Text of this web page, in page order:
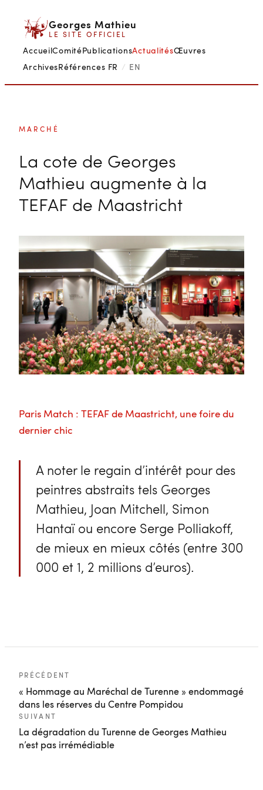
contenu
Georges Mathieu
LE SITE OFFICIEL
AccueilComitéPublicationsActualitésŒuvres
ArchivesRéférences FR / EN
MARCHÉ
La cote de Georges
Mathieu augmente à la
TEFAF de Maastricht
Paris Match : TEFAF de Maastricht, une foire du
dernier chic
A noter le regain d’intérêt pour des
peintres abstraits tels Georges
Mathieu, Joan Mitchell, Simon
Hantaï ou encore Serge Polliakoff,
de mieux en mieux côtés (entre 300
000 et 1, 2 millions d’euros).
PRÉCÉDENT
« Hommage au Maréchal de Turenne » endommagé
dans les réserves du Centre Pompidou
SUIVANT
La dégradation du Turenne de Georges Mathieu
n’est pas irrémédiable